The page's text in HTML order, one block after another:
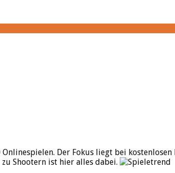
Der Fokus liegt bei
Shootern ist hier alles dabei.